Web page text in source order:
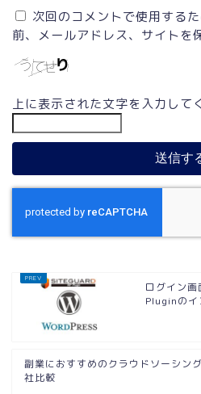
次回のコメントで使用する
前、メールアドレス、サイトを
上に表示された文字を入力して
ログイン
Pluginのイ
副業におすすめのクラウドソーシン
社比較